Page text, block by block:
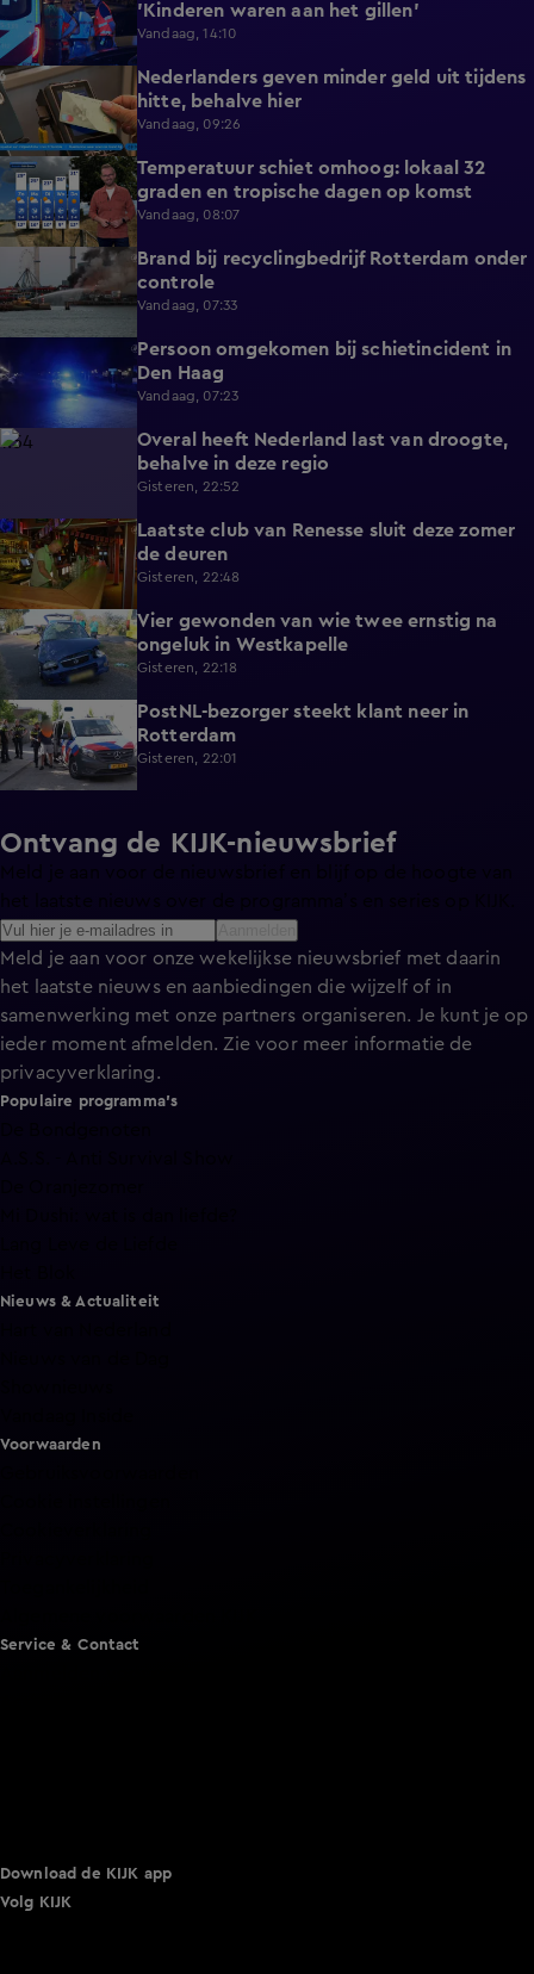
'Kinderen waren aan het gillen'
Vandaag, 14:10
0:58
Nederlanders geven minder geld uit tijdens
hitte, behalve hier
Vandaag, 09:26
1:03
Temperatuur schiet omhoog: lokaal 32
graden en tropische dagen op komst
Vandaag, 08:07
0:36
Brand bij recyclingbedrijf Rotterdam onder
controle
Vandaag, 07:33
Persoon omgekomen bij schietincident in
Den Haag
Vandaag, 07:23
1:54
Overal heeft Nederland last van droogte,
behalve in deze regio
Gisteren, 22:52
2:08
Laatste club van Renesse sluit deze zomer
de deuren
Gisteren, 22:48
0:30
Vier gewonden van wie twee ernstig na
ongeluk in Westkapelle
Gisteren, 22:18
0:26
PostNL-bezorger steekt klant neer in
Rotterdam
Gisteren, 22:01
Ontvang de KIJK-nieuwsbrief
Meld je aan voor onze wekelijkse nieuwsbrief met daarin
het laatste nieuws en aanbiedingen die wijzelf of in
samenwerking met onze partners organiseren. Je kunt je op
ieder moment afmelden. Zie voor meer informatie de
privacyverklaring.
Populaire programma's
Nieuws & Actualiteit
Voorwaarden
Service & Contact
Download de KIJK app
Volg KIJK